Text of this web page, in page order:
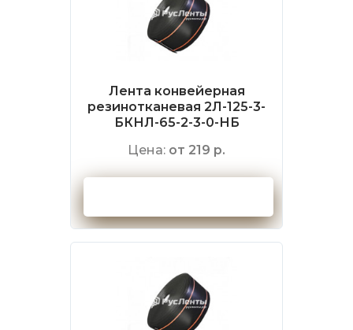
Лента конвейерная
резинотканевая 2Л-125-3-
БКНЛ-65-2-3-0-НБ
Цена: от 219 р.